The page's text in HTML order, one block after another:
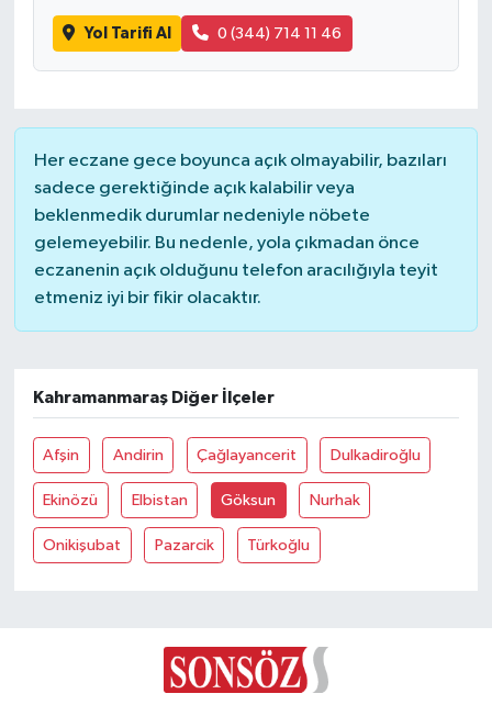
Yol Tarifi Al 0 (344) 714 11 46
Her eczane gece boyunca açık olmayabilir, bazıları
sadece gerektiğinde açık kalabilir veya
beklenmedik durumlar nedeniyle nöbete
gelemeyebilir. Bu nedenle, yola çıkmadan önce
eczanenin açık olduğunu telefon aracılığıyla teyit
etmeniz iyi bir fikir olacaktır.
Kahramanmaraş Diğer İlçeler
Afşin Andirin Çağlayancerit Dulkadiroğlu
Ekinözü Elbistan Göksun Nurhak
Onikişubat Pazarcik Türkoğlu
Kültür & Sanat
Sağlık
Seri İlan
Spor
Vasıta